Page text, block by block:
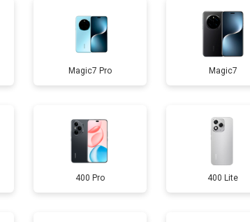
от 60 мин
от 60 мин
от 60 мин
от 50 мин
Magic7 Pro Magic7
400 Pro 400 Lite